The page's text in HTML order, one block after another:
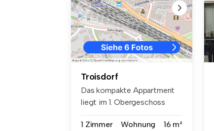
Troisdorf
Das kompakte Appartment
liegt im 1. Obergeschoss
1 Zimmer
Wohnung 16 m²